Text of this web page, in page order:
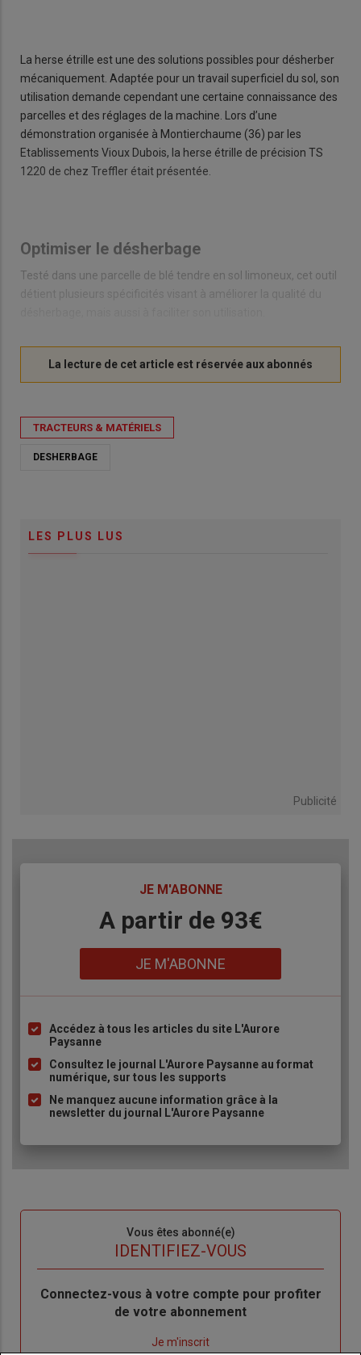
La herse étrille est une des solutions possibles pour désherber
mécaniquement. Adaptée pour un travail superficiel du sol, son
utilisation demande cependant une certaine connaissance des
parcelles et des réglages de la machine. Lors d’une
démonstration organisée à Montierchaume (36) par les
Etablissements Vioux Dubois, la herse étrille de précision TS
1220 de chez Treffler était présentée.
Optimiser le désherbage
Testé dans une parcelle de blé tendre en sol limoneux, cet outil
TRACTEURS & MATÉRIELS
DESHERBAGE
LES PLUS LUS
Publicité
JE M'ABONNE
A partir de 93€
JE M'ABONNE
Liste
puce
Accédez à tous les articles du site L'Aurore
Paysanne
Consultez le journal L'Aurore Paysanne au format
numérique, sur tous les supports
Ne manquez aucune information grâce à la
newsletter du journal L'Aurore Paysanne
Vous êtes abonné(e)
IDENTIFIEZ-VOUS
Body
Connectez-vous à votre compte pour profiter
de votre abonnement
Je m'inscrit